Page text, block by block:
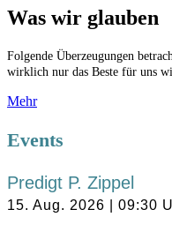
Was wir glauben
Folgende Überzeugungen
wirklich nur das Beste für uns
Mehr
Events
Predigt P. Zippel
15. Aug. 2026 09:30